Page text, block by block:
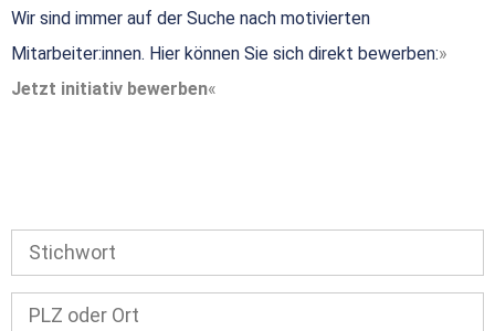
Wir sind immer auf der Suche nach motivierten
Mitarbeiter:innen. Hier können Sie sich direkt bewerben:
Jetzt initiativ bewerben